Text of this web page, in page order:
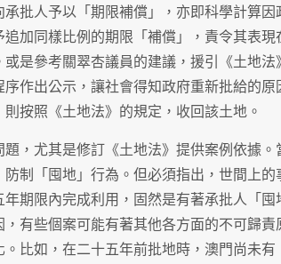
批人予以「期限補償」，亦即科學計算因
加同樣比例的期限「補償」，責令其表現
是參考關翠杏議員的建議，援引《土地法
作出公示，讓社會得知政府重新批給的原
按照《土地法》的規定，收回該土地。
，尤其是修訂《土地法》提供案例依據。
制「囤地」行為。但必須指出，世間上的
期限內完成利用，固然是有著承批人「囤
有些個案可能有著其他各方面的不可歸責
比如，在二十五年前批地時，澳門尚未有